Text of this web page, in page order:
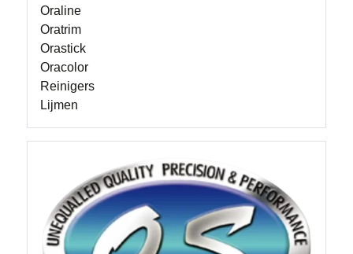
Oraline
Oratrim
Orastick
Oracolor
Reinigers
Lijmen